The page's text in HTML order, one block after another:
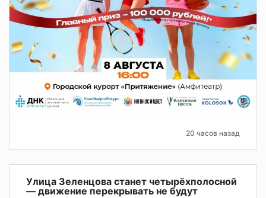
20 часов назад
Улица Зеленцова станет четырёхполосной
— движение перекрывать не будут